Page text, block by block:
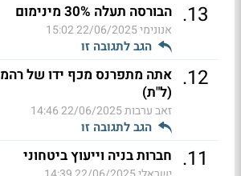
13
. הבורסה תעלה 30% מינימום
אנונימי22/06/2025 15:02
הגב לתגובה זו
12
. אתה מתפרנס מכף ידו של רהמ
(ל"ת)
זאב ערבות22/06/2025 14:46
הגב לתגובה זו
11
. חברות בניה וייעוץ ביטחוני